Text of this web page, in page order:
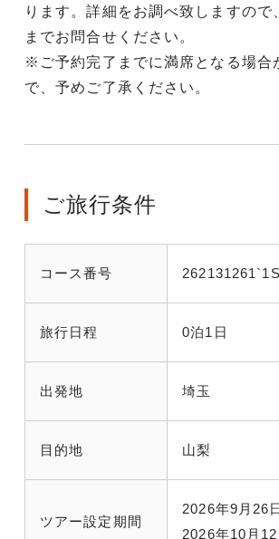
ります。詳細をお調べ致しますので
までお問合せください。
※ご予約完了までに満席となる場合
で、予めご了承ください。
ご旅行条件
コース番号
旅行日程 0泊1日
出発地 埼玉
目的地 山梨
ツアー設定期間
2026年9月26
2026年10月